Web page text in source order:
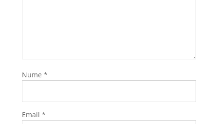
Nume *
Email *